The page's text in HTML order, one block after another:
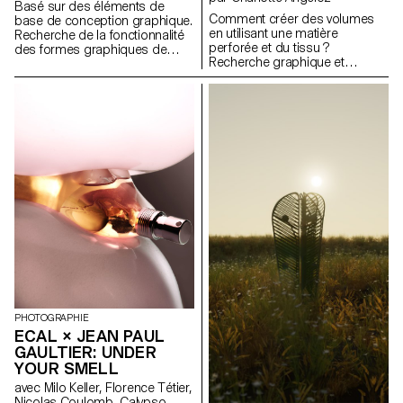
Basé sur des éléments de
base de conception graphique.
Recherche de la fonctionnalité
des formes graphiques de
à 3 dimensions. Il s’agit d’une
travaillés comme une sculpture
d’art. Pour mettre les fleurs
dans le vase, faites en sorte
que le vase fonctionne comme
une peinture en 3 dimensions.
Comment créer des volumes
en utilisant une matière
perforée et du tissu ?
Recherche graphique et
technique autour de la grille et
support pour le tressage.
Celui-ci permet de créer des
formes et des volumes. A la
suite de ces recherches, j’ai
choisi de concevoir trois sacs
s’intégrant dans un univers pop
et coloré. Les volumes créés
donnent la forme du sac et
l’emplacement pour les anses.
Le système de fabrication de
ces accessoires permet de
multiples possibilités, nous
pouvons jouer avec les tailles et
intégrer différents matériaux.
L’on pourrait utiliser des chutes
de tissus, des matériaux
PHOTOGRAPHIE
ECAL × JEAN PAUL
GAULTIER: UNDER
YOUR SMELL
avec Milo Keller, Florence Tétier,